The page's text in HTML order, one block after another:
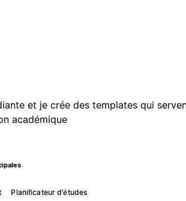
et je crée des templates qui
académique
Planificateur d’études